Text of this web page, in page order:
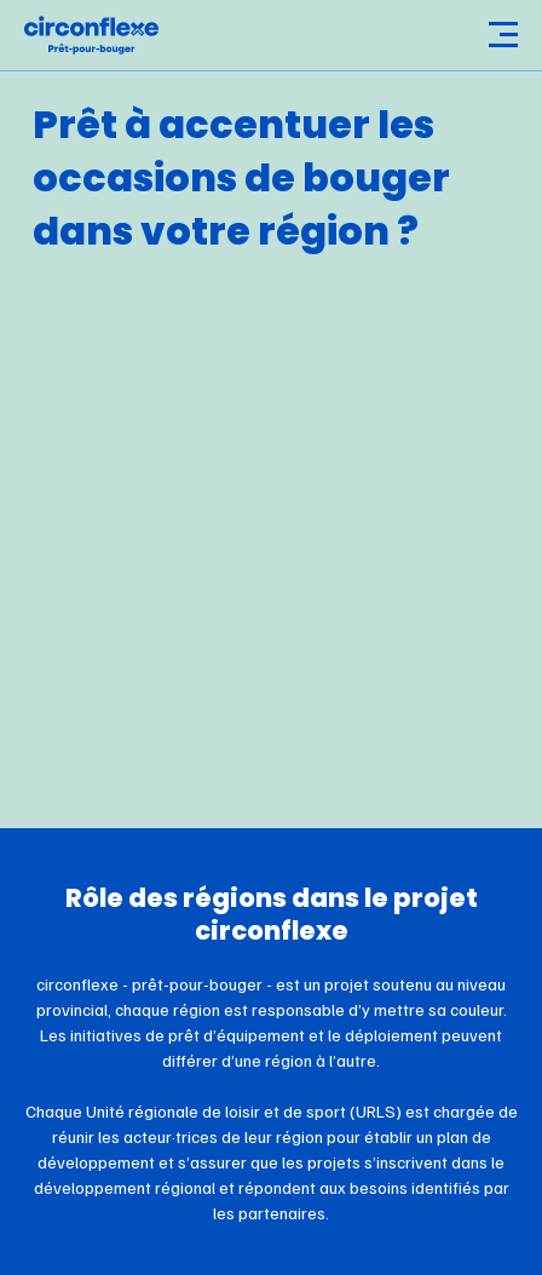
Prêtàaccentuer les
occasionsde bouger
dansvotre région?
Rôle desrégionsdansle projet
circonflexe
circonflexe - prêt-pour-bouger - est un projet soutenu au niveau
provincial, chaque région est responsable d’y mettre sa couleur.
Les initiatives de prêt d’équipement et le déploiement peuvent
différer d’une région à l’autre.
Chaque Unité régionale de loisir et de sport (URLS) est chargée de
réunir les acteur·trices de leur région pour établir un plan de
développement et s’assurer que les projets s’inscrivent dans le
développement régional et répondent aux besoins identifiés par
les partenaires.